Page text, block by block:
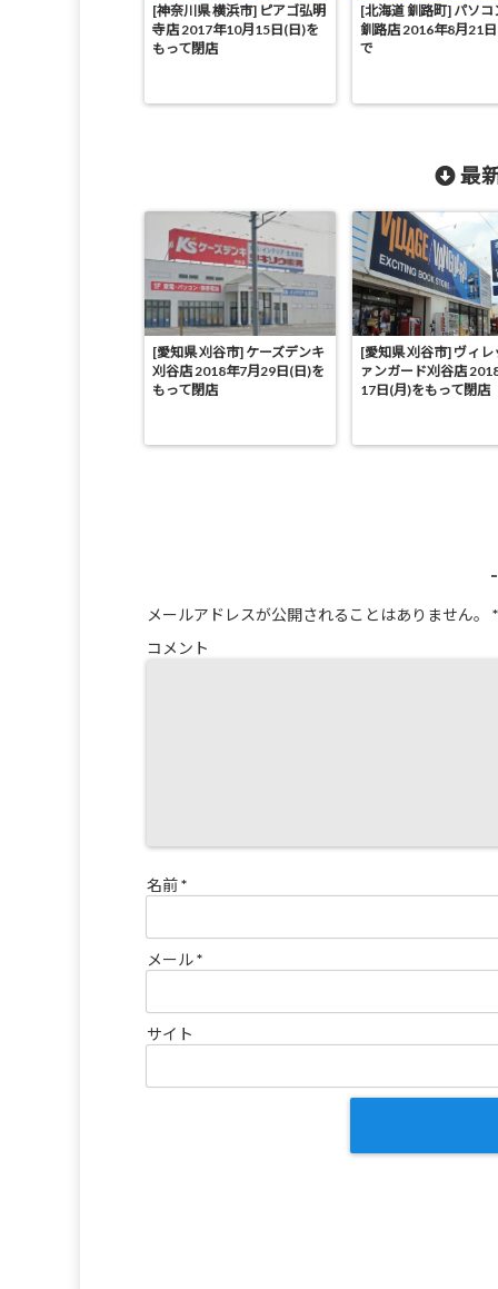
[神奈川県 横浜市] ピアゴ弘明
寺店 2017年10月15日(日)を
もって閉店
[北海道 釧路町] パソコ
釧路店 2016年8月21
で
最
[愛知県 刈谷市] ケーズデンキ
刈谷店 2018年7月29日(日)を
もって閉店
[愛知県 刈谷市] ヴィレ
ァンガード刈谷店
17日(月)をもって閉店
メールアドレスが公開されることはありません。
*
コメント
名前*
メール*
サイト